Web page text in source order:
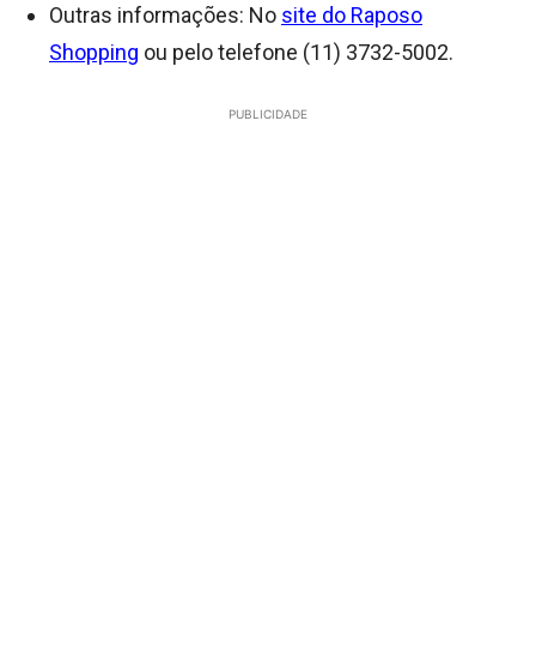
Outras informações: No site do Raposo
Shopping ou pelo telefone (11) 3732-5002.
PUBLICIDADE